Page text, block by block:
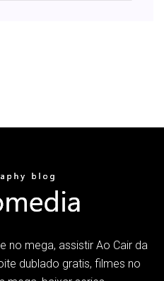
no mega, assistir Ao Cair da
dublado gratis, filmes no